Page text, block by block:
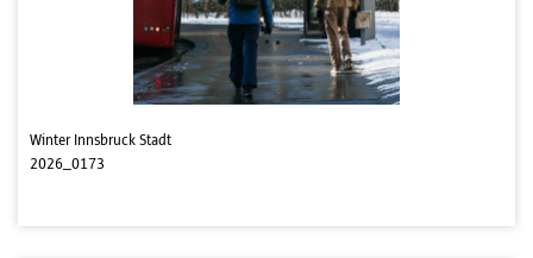
Winter Innsbruck Stadt
2026_0173